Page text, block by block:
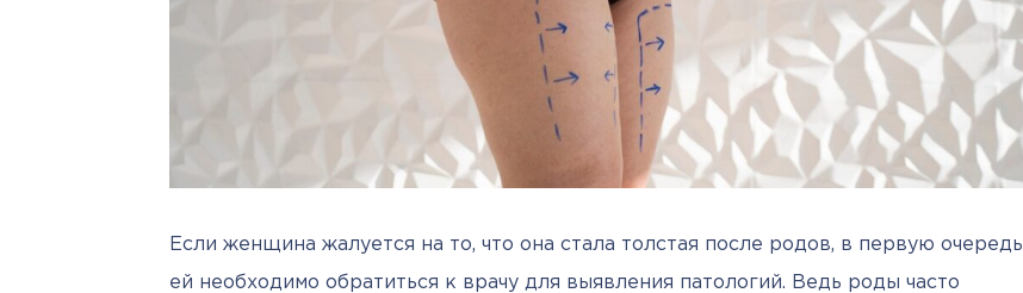
Если женщина жалуется на то, что она стала толстая после родов, в первую очередь
ей необходимо обратиться к врачу для выявления патологий. Ведь роды часто